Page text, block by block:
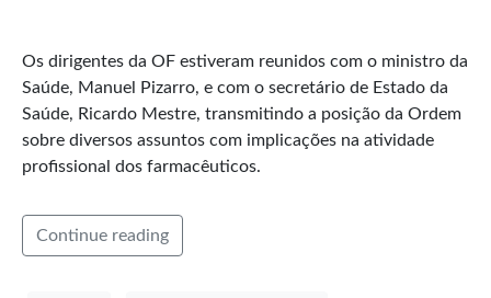
Os dirigentes da OF estiveram reunidos com o ministro da
Saúde, Manuel Pizarro, e com o secretário de Estado da
Saúde, Ricardo Mestre, transmitindo a posição da Ordem
sobre diversos assuntos com implicações na atividade
profissional dos farmacêuticos.
Continue reading